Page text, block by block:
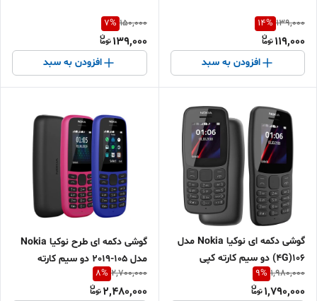
139,000
14%
119,000
افزودن به سبد
150,000
7%
139,000
افزودن به سبد
گوشی دکمه ای نوکیا Nokia مدل
106(4G) دو سیم کارته کپی
1,980,000
9%
1,790,000
گوشی دکمه ای طرح نوکیا Nokia
مدل 105-2019 دو سیم کارته
شرکت dcq با کد فعالسازی و
ریجستری
2,700,000
8%
2,480,000